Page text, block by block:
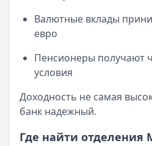
Валютные вклады
евро
Пенсионеры получают
условия
Доходность не самая
банк надежный.
Где найти отделения